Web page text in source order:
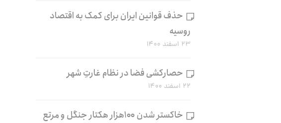
حذف قوانین ایران برای کمک به اقتصاد
روسیه
۲۳ اسفند ۱۴۰۰
حصارکشی فضا در نظام غارتِ شهر
۲۲ اسفند ۱۴۰۰
خاکستر شدن ۱۰۰هزار هکتار جنگل و مرتع